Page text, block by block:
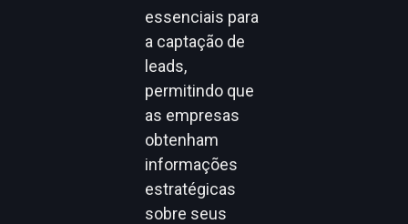
essenciais para
a captação de
leads,
permitindo que
as empresas
obtenham
informações
estratégicas
sobre seus